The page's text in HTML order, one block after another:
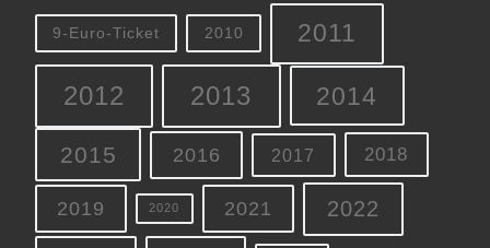
9-Euro-Ticket 2010 2011
2012 2013 2014
2015 2016 2017 2018
2019 2020 2021 2022